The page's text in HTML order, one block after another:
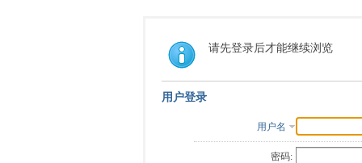
请先登录后才能继续浏览
用户登录
用户名
密码: